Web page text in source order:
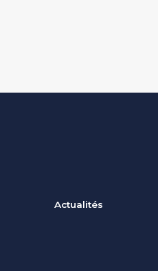
Actualités